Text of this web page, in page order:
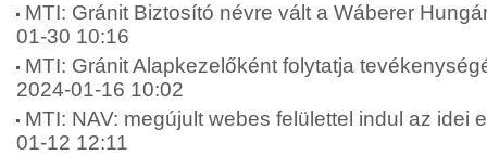
MTI: Gránit Biztosító névre vált a Wáberer
01-30 10:16
MTI: Gránit Alapkezelőként folytatja
2024-01-16 10:02
MTI: NAV: megújult webes felülettel indul az idei
01-12 12:11